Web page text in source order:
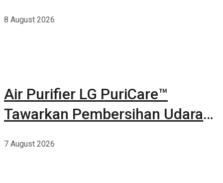
8 August 2026
Air Purifier LG PuriCare™
Tawarkan Pembersihan Udara
7 August 2026